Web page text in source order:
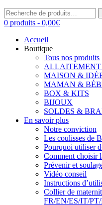
Recherche
pour :
0 produits - 0,00€
Accueil
Boutique
Tous nos produits
MAISON &
MAMAN &
BOX & KITS
BIJOUX
SOLDES &
En savoir plus
Notre conviction
Les coulisses de
Pourquoi utiliser
Comment choisir
Prévenir et
Vidéo conseil
Instructions
Collier de
FR/EN/ES/IT/